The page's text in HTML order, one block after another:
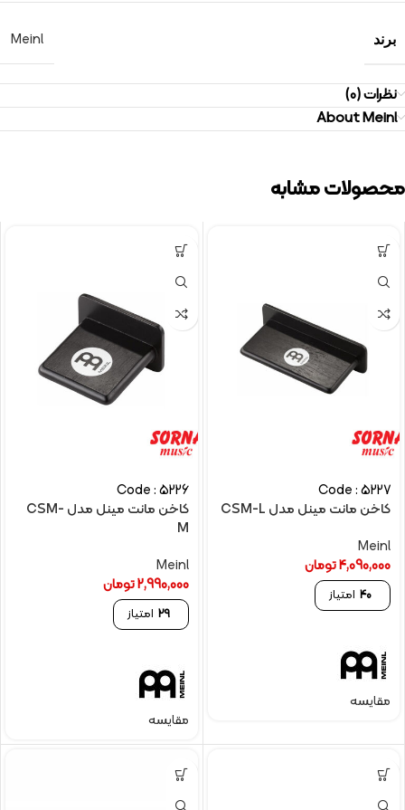
برند Meinl
نظرات (0)
About Meinl
محصولات مشابه
Code : 5227
کاخن مانت مینل مدل CSM-L
Meinl
4,090,000تومان
40 امتیاز
مقایسه
Code : 5226
کاخن مانت مینل مدل CSM-
M
Meinl
2,990,000تومان
29 امتیاز
مقایسه